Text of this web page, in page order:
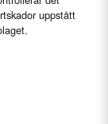
uppstått